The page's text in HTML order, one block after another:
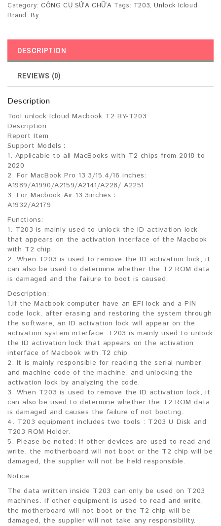
Category: CÔNG CỤ SỬA CHỮA Tags: T203,Unlock Icloud
Brand:By
DESCRIPTION
REVIEWS (0)
Description
Tool unlock Icloud Macbook T2 BY-T203
Description
Report Item
Support Models：
1. Applicable to all MacBooks with T2 chips from 2018 to
2020
2. For MacBook Pro 13.3/15.4/16 inches:
A1989/A1990/A2159/A2141/A228/ A2251
3. For Macbook Air 13.3inches：
A1932/A2179
Functions:
1. T203 is mainly used to unlock the ID activation lock
that appears on the activation interface of the Macbook
with T2 chip
2. When T203 is used to remove the ID activation lock, it
can also be used to determine whether the T2 ROM data
is damaged and the failure to boot is caused.
Description:
1.If the Macbook computer have an EFI lock and a PIN
code lock, after erasing and restoring the system through
the software, an ID activation lock will appear on the
activation system interface. T203 is mainly used to unlock
the ID activation lock that appears on the activation
interface of Macbook with T2 chip.
2. It is mainly responsible for reading the serial number
and machine code of the machine, and unlocking the
activation lock by analyzing the code.
3. When T203 is used to remove the ID activation lock, it
can also be used to determine whether the T2 ROM data
is damaged and causes the failure of not booting.
4. T203 equipment includes two tools : T203 U Disk and
T203 ROM Holder.
5. Please be noted: if other devices are used to read and
write, the motherboard will not boot or the T2 chip will be
damaged, the supplier will not be held responsible.
Notice:
The data written inside T203 can only be used on T203
machines. If other equipment is used to read and write,
the motherboard will not boot or the T2 chip will be
damaged, the supplier will not take any responsibility.